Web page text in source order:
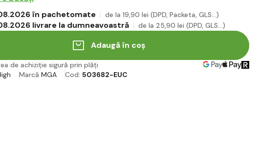
în pachetomate
de la 19,90 lei (DPD, Packeta, GLS...)
livrare la dumneavoastră de la 25,90 lei (DPD, GLS...)
Adaugă în coș
de achiziție sigură prin plăți
Marcă MGA Cod: 503682-EUC